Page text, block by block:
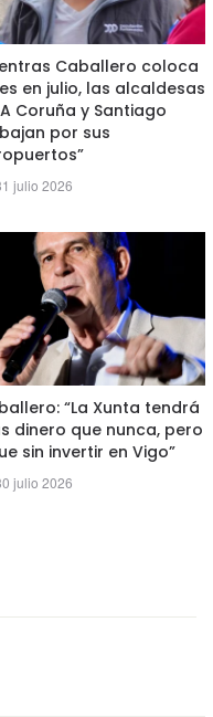
Caballero coloca
en julio, las alcaldesas
Coruña y Santiago
por sus
julio 2026
“La Xunta tendrá
dinero que nunca, pero
sin invertir en Vigo”
julio 2026